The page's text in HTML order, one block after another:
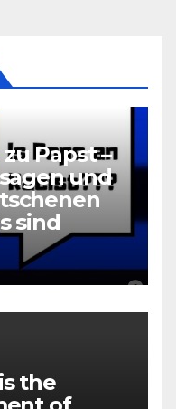
Papst –
und
sind
the